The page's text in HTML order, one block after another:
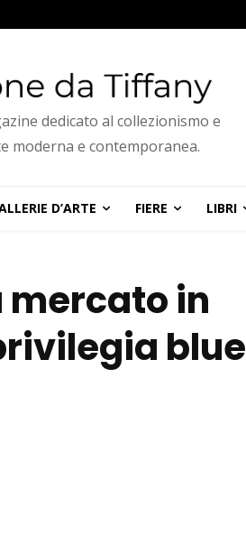
dedicato al collezionismo e
moderna e contemporanea.
D’ARTE FIERE LIBRI
mercato in
blue